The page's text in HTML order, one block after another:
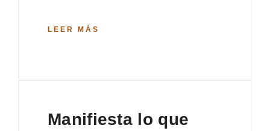
LEER MÁS
Manifiesta lo que